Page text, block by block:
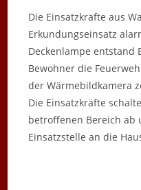
Die Einsatzkräfte aus
Erkundungseinsatz
Deckenlampe entstand
Bewohner die
der Wärmebildkamera
Die Einsatzkräfte
betroffenen Bereich ab
Einsatzstelle an die